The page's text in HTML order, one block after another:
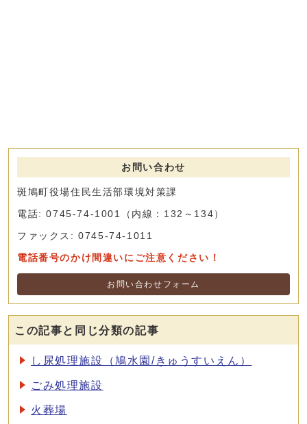
お問い合わせ
斑鳩町役場住民生活部環境対策課
電話: 0745-74-1001（内線：132～134）
ファックス: 0745-74-1011
電話番号のかけ間違いにご注意ください！
お問い合わせフォーム
この記事と同じ分類の記事
し尿処理施設（鳩水園/きゅうすいえん）
ごみ処理施設
火葬場